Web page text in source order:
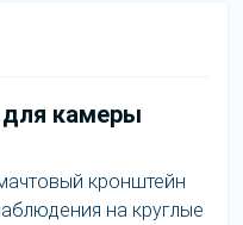
камеры
кронштейн
на круглые